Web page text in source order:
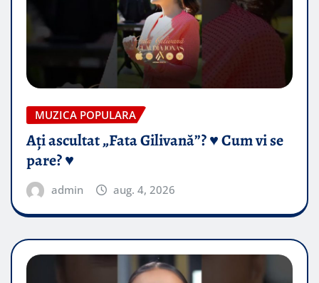
MUZICA POPULARA
Ați ascultat „Fata Gilivană”? ♥️ Cum vi se
pare? ♥️
admin aug. 4, 2026